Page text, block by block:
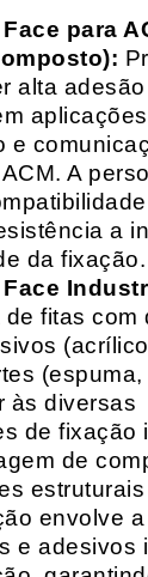
para
alta adesão
e
A
a
da fixação.
fitas com
às diversas
de fixação
de
envolve
e adesivos